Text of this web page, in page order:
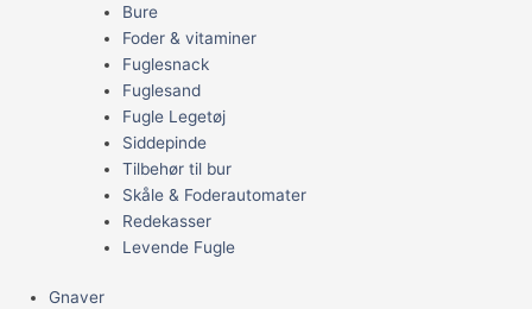
Bure
Foder & vitaminer
Fuglesnack
Fuglesand
Fugle Legetøj
Siddepinde
Tilbehør til bur
Skåle & Foderautomater
Redekasser
Levende Fugle
Gnaver